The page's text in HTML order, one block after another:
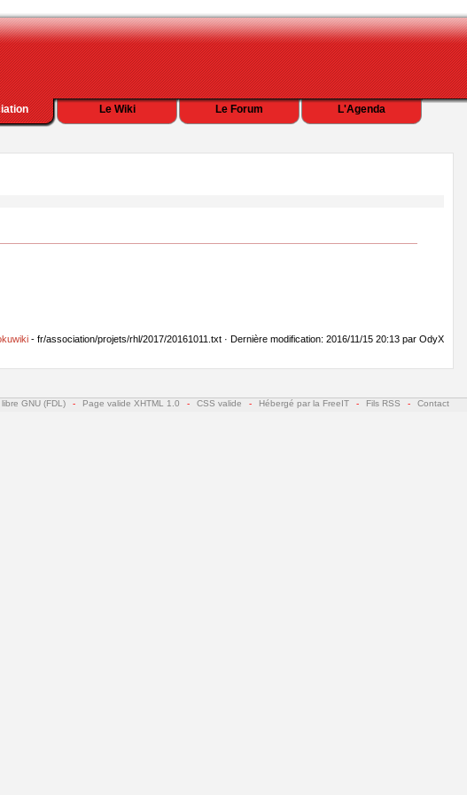
L'Agenda
Le Forum
Le Wiki
- fr/association/projets/rhl/2017/20161011.txt · Dernière modification: 2016/11/15 20:13 par OdyX
GNU (FDL) - Page valide XHTML 1.0 - CSS valide - Hébergé par la FreeIT - Fils RSS - Contact